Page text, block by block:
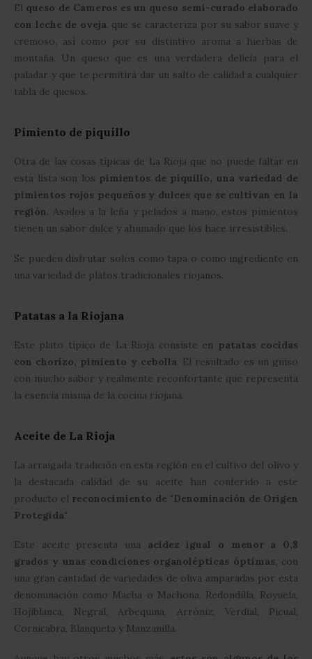
El queso de Cameros es un queso semi-curado elaborado
con leche de oveja, que se caracteriza por su sabor suave y
cremoso, así como por su distintivo aroma a hierbas de
montaña. Un queso que es una verdadera delicia para el
paladar y que te permitirá dar un salto de calidad a cualquier
tabla de quesos.
Pimiento de piquillo
Otra de las cosas típicas de La Rioja que no puede faltar en
esta lista son los pimientos de piquillo, una variedad de
pimientos rojos pequeños y dulces que se cultivan en la
región. Asados a la leña y pelados a mano, estos pimientos
tienen un sabor dulce y ahumado que los hace irresistibles.
Se pueden disfrutar solos como tapa o como ingrediente en
una variedad de platos tradicionales riojanos.
Patatas a la Riojana
Este plato típico de La Rioja consiste en patatas cocidas
con chorizo, pimiento y cebolla. El resultado es un guiso
con mucho sabor y realmente reconfortante que representa
la esencia misma de la cocina riojana.
Aceite de La Rioja
La arraigada tradición en esta región en el cultivo del olivo y
la destacada calidad de su aceite han conferido a este
producto el reconocimiento de "Denominación de Origen
Protegida".
Este aceite presenta una acidez igual o menor a 0,8
grados y unas condiciones organolépticas óptimas, con
una gran cantidad de variedades de oliva amparadas por esta
denominación como Macha o Machona, Redondilla, Royuela,
Hojiblanca, Negral, Arbequina, Arróniz, Verdial, Picual,
Cornicabra, Blanqueta y Manzanilla.